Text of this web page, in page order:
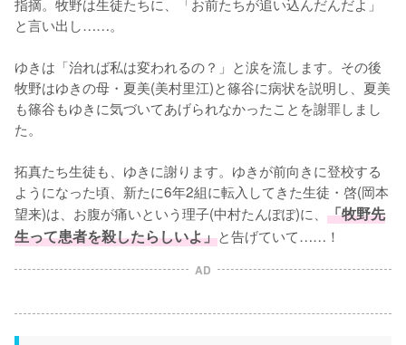
と言い出し……。
ゆきは「治れば私は変われるの？」と涙を流します。その後
牧野はゆきの母・夏美(美村里江)と篠谷に病状を説明し、夏美
も篠谷もゆきに気づいてあげられなかったことを謝罪しまし
た。
拓真たち生徒も、ゆきに謝ります。ゆきが前向きに登校する
ようになった頃、新たに6年2組に転入してきた生徒・啓(岡本
望来)は、お腹が痛いという理子(中村たんぽぽ)に、 「牧野先
生って患者を殺したらしいよ」と告げていて……！
AD